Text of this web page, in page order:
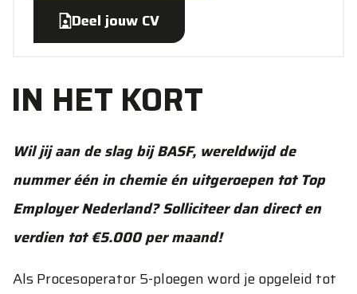
Deel jouw CV
IN HET KORT
Wil jij aan de slag bij BASF, wereldwijd de
nummer één in chemie én uitgeroepen tot Top
Employer Nederland? Solliciteer dan direct en
verdien tot €5.000 per maand!
Als Procesoperator 5-ploegen word je opgeleid tot